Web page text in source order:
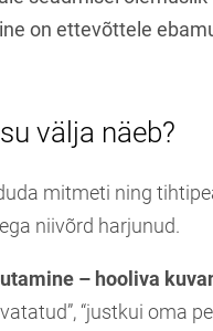
on ettevõttele
välja näeb?
mitmeti ning
niivõrd harjunud.
– hooliva
“justkui oma